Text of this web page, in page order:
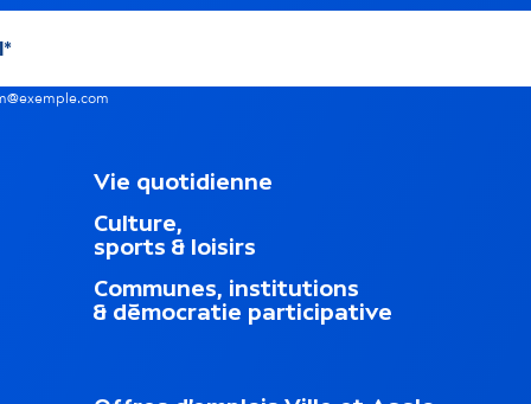
M
n
u
d
u
p
d
Vie quotidienne
Culture,
sports & loisirs
Communes, institutions
& démocratie participative